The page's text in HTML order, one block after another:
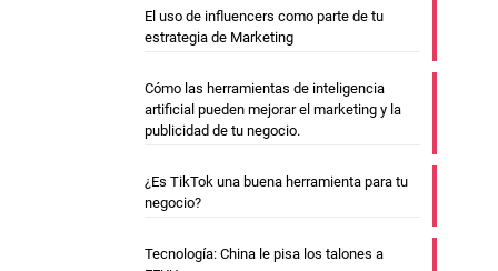
El uso de influencers como parte de tu
estrategia de Marketing
Cómo las herramientas de inteligencia
artificial pueden mejorar el marketing y la
publicidad de tu negocio.
¿Es TikTok una buena herramienta para tu
negocio?
Tecnología: China le pisa los talones a